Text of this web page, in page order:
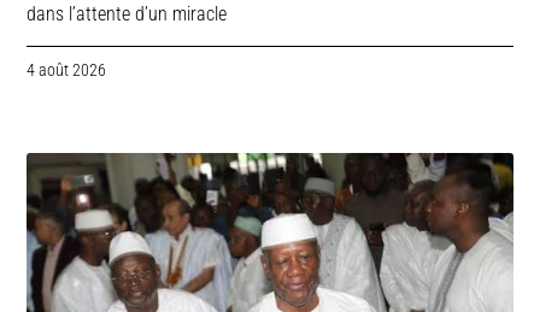
dans l’attente d’un miracle
4 août 2026